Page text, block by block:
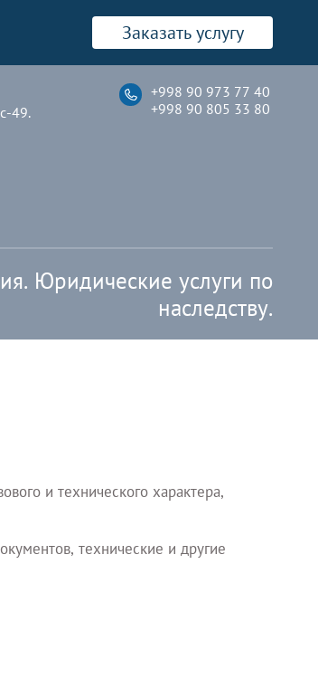
Заказать услугу
49.
+998 90 973 77 40
+998 90 805 33 80
Юридические услуги по
наследству.
и технического характера,
технические и другие